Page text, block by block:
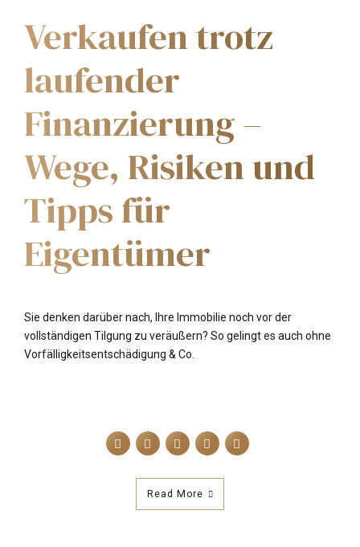
Verkaufen trotz
laufender
Finanzierung –
Wege, Risiken und
Tipps für
Eigentümer
Sie denken darüber nach, Ihre Immobilie noch vor der
vollständigen Tilgung zu veräußern? So gelingt es auch ohne
Vorfälligkeitsentschädigung & Co.
Read More